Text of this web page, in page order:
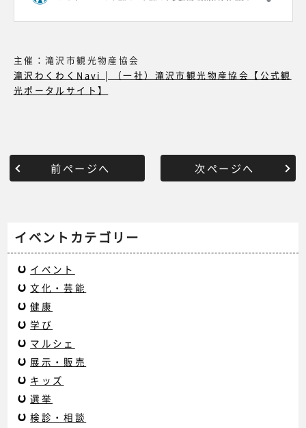
主催：滝沢市観光物産協会
滝沢わくわくNavi | （一社）滝沢市観光物産協会【公式観
光ポータルサイト】
前ページへ 次ページへ
イベントカテゴリー
イベント
文化・芸能
健康
学び
マルシェ
展示・販売
キッズ
選挙
検診・相談